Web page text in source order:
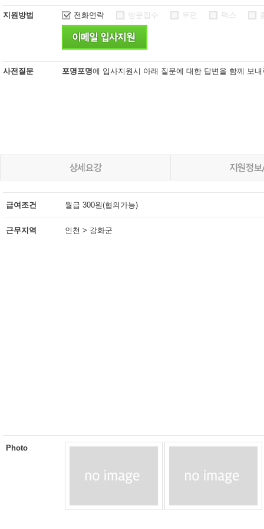
지원방법 전화연락 방문접수 우편 팩스
사전질문 포명포명에 입사지원시 아래 질문에 대한 답변을 함께 보
급여조건 월급 300원(협의가능)
근무지역 인천 > 강화군
Photo